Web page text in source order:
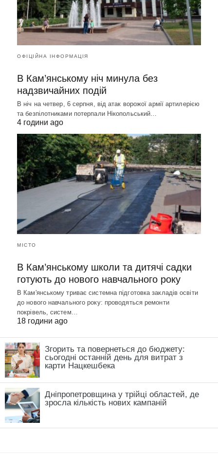
ОФІЦІЙНА ІНФОРМАЦІЯ
В Кам’янському ніч минула без
надзвичайних подій
В ніч на четвер, 6 серпня, від атак ворожої армії артилерією
та безпілотниками потерпали Нікопольський…
4 години ago
МІСТО
В Кам’янському школи та дитячі садки
готують до нового навчального року
В Кам'янському триває системна підготовка закладів освіти
до нового навчального року: проводяться ремонти
покрівель, систем…
18 години ago
Згорить та повернеться до бюджету:
сьогодні останній день для витрат з
карти Нацкешбека
Дніпропетровщина у трійці областей, де
зросла кількість нових кампаній